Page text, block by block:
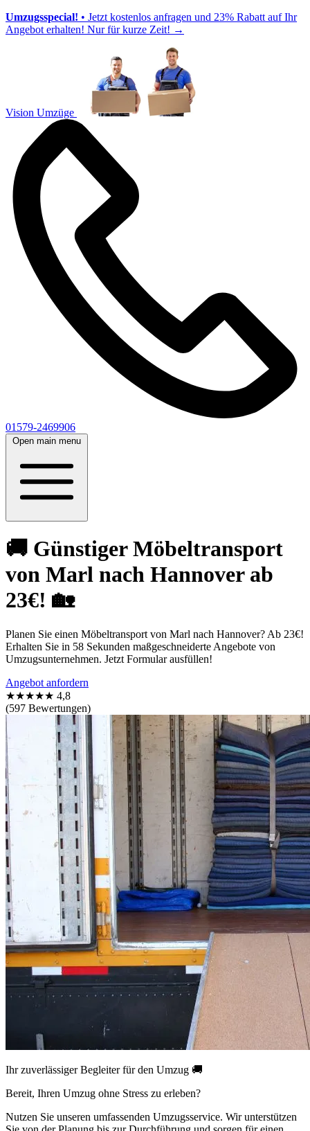
Umzugsspecial! • Jetzt kostenlos anfragen und 23% Rabatt auf Ihr
Angebot erhalten! Nur für kurze Zeit! →
Vision Umzüge
01579-2469906
Open main menu
🚚 Günstiger Möbeltransport
von Marl nach Hannover ab
23€! 🏡
Planen Sie einen Möbeltransport von Marl nach Hannover? Ab 23€!
Erhalten Sie in 58 Sekunden maßgeschneiderte Angebote von
Umzugsunternehmen. Jetzt Formular ausfüllen!
Angebot anfordern
★★★★★ 4,8
(597 Bewertungen)
Ihr zuverlässiger Begleiter für den Umzug 🚚
Bereit, Ihren Umzug ohne Stress zu erleben?
Nutzen Sie unseren umfassenden Umzugsservice. Wir unterstützen